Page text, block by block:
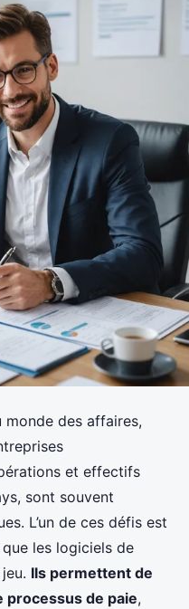
monde des affaires,
et effectifs
sont souvent
L’un de ces défis est
les logiciels de
Ils permettent de
processus de paie,